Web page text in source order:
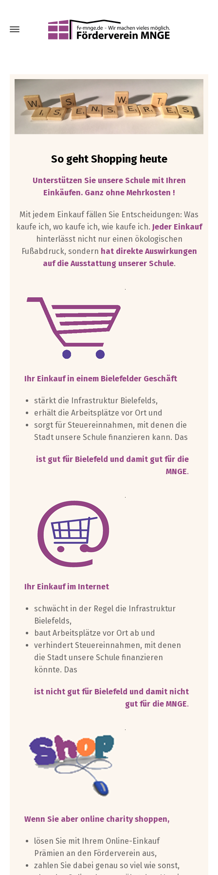
So geht Shopping heute
Unterstützen Sie unsere Schule mit Ihren
Einkäufen. Ganz ohne Mehrkosten !
Mit jedem Einkauf fällen Sie Entscheidungen: Was
kaufe ich, wo kaufe ich, wie kaufe ich. Jeder Einkauf
hinterlässt nicht nur einen ökologischen
Fußabdruck, sondern hat direkte Auswirkungen
auf die Ausstattung unserer Schule.
Ihr Einkauf in einem Bielefelder Geschäft
stärkt die Infrastruktur Bielefelds,
erhält die Arbeitsplätze vor Ort und
sorgt für Steuereinnahmen, mit denen die
Stadt unsere Schule finanzieren kann. Das
ist gut für Bielefeld und damit gut für die
MNGE.
Ihr Einkauf im Internet
schwächt in der Regel die Infrastruktur
Bielefelds,
baut Arbeitsplätze vor Ort ab und
verhindert Steuereinnahmen, mit denen
die Stadt unsere Schule finanzieren
könnte. Das
ist nicht gut für Bielefeld und damit nicht
gut für die MNGE.
Wenn Sie aber online charity shoppen,
lösen Sie mit Ihrem Online-Einkauf
Prämien an den Förderverein aus,
zahlen Sie dabei genau so viel wie sonst,